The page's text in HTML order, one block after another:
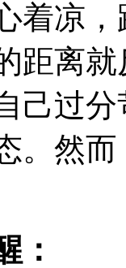
着凉
距离
己过
。然
：